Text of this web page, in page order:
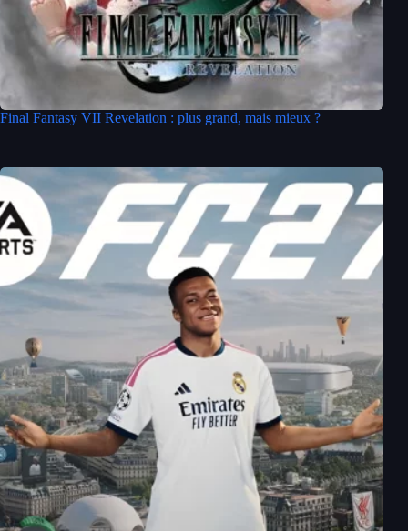
Final Fantasy VII Revelation : plus grand, mais mieux ?